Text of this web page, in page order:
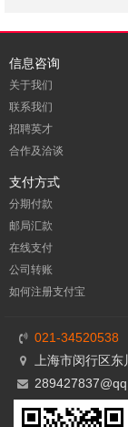
信息咨询
关于我们
联系我们
招聘英才
合作及洽谈
支付方式
分期付款
邮局汇款
在线支付
公司转账
如何注册支付宝
021-34520538
上海市闵行区